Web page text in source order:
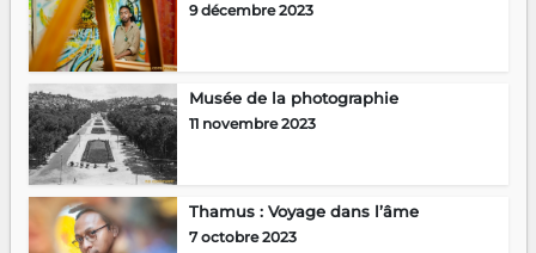
9 décembre 2023
Musée de la photographie
11 novembre 2023
Thamus : Voyage dans l’âme
7 octobre 2023